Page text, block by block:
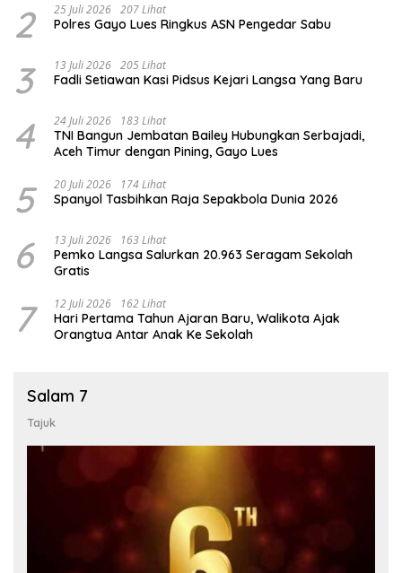
2 25 Juli 2026 207 Lihat
Polres Gayo Lues Ringkus ASN Pengedar Sabu
3 13 Juli 2026 205 Lihat
Fadli Setiawan Kasi Pidsus Kejari Langsa Yang Baru
4 24 Juli 2026 183 Lihat
TNI Bangun Jembatan Bailey Hubungkan Serbajadi,
Aceh Timur dengan Pining, Gayo Lues
5 20 Juli 2026 174 Lihat
Spanyol Tasbihkan Raja Sepakbola Dunia 2026
6 13 Juli 2026 163 Lihat
Pemko Langsa Salurkan 20.963 Seragam Sekolah
Gratis
7 12 Juli 2026 162 Lihat
Hari Pertama Tahun Ajaran Baru, Walikota Ajak
Orangtua Antar Anak Ke Sekolah
Salam 7
Tajuk